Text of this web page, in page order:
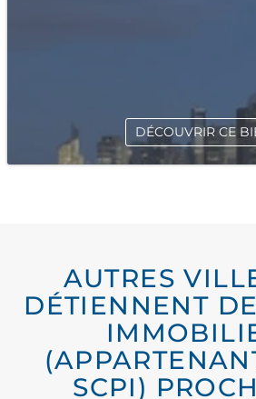
DÉCOUVRIR CE
AUTRES
DÉTIENNENT
SCPI)